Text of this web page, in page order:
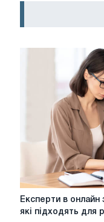
Експерти
Експерти в онлайн
які підходять для